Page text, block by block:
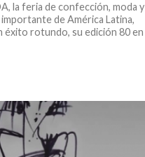
la feria de confección, moda y
de América Latina,
éxito rotundo, su edición 80 en